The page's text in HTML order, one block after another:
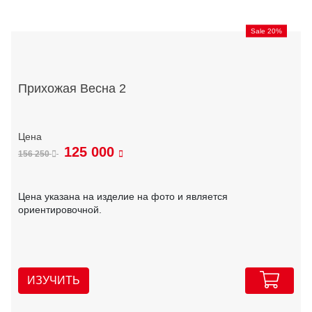
Sale 20%
Прихожая Весна 2
156 250 125 000
Цена указана на изделие на фото и является
ориентировочной.
ИЗУЧИТЬ